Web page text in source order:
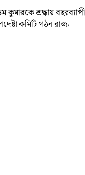
কুমারকে শ্রদ্ধায় বছরব্যাপী
কমিটি গঠন রাজ্য